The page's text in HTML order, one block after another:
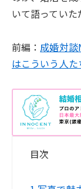
いて語っていた
前編： 成婚対
はこういう人
目次